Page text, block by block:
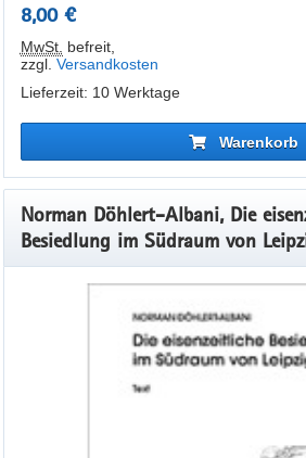
8,00 €
MwSt. befreit,
zzgl. Versandkosten
Lieferzeit: 10 Werktage
Warenkorb
Norman Döhlert-Albani, Die
Besiedlung im Südraum von